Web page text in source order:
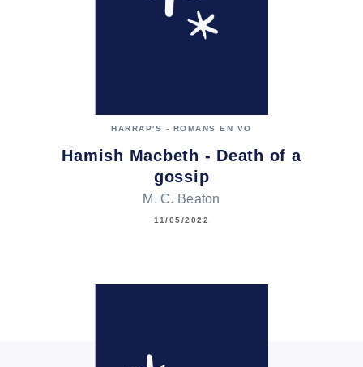
HARRAP'S - ROMANS EN VO
Hamish Macbeth - Death of a
gossip
M. C. Beaton
11/05/2022